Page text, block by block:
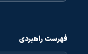
فهرست راهبردی